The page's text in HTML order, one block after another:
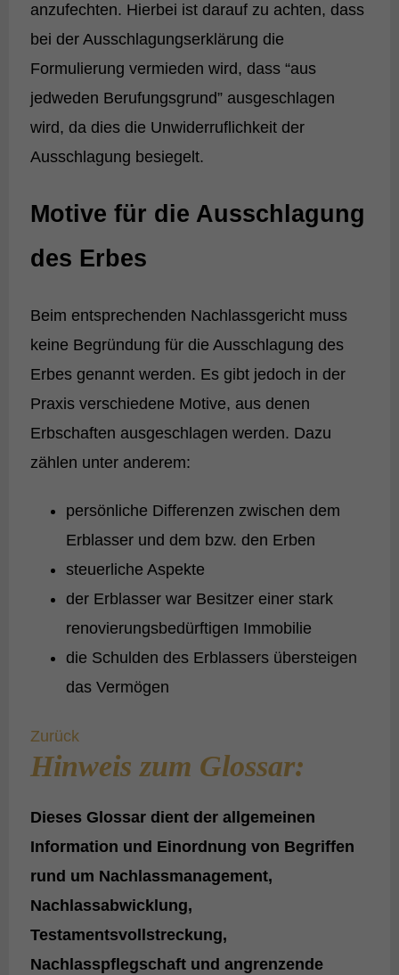
anzufechten. Hierbei ist darauf zu achten, dass
bei der Ausschlagungserklärung die
Formulierung vermieden wird, dass “aus
jedweden Berufungsgrund” ausgeschlagen
wird, da dies die Unwiderruflichkeit der
Ausschlagung besiegelt.
Motive für die Ausschlagung
des Erbes
Beim entsprechenden Nachlassgericht muss
keine Begründung für die Ausschlagung des
Erbes genannt werden. Es gibt jedoch in der
Praxis verschiedene Motive, aus denen
Erbschaften ausgeschlagen werden. Dazu
zählen unter anderem:
persönliche Differenzen zwischen dem
Erblasser und dem bzw. den Erben
steuerliche Aspekte
der Erblasser war Besitzer einer stark
renovierungsbedürftigen Immobilie
die Schulden des Erblassers übersteigen
das Vermögen
Zurück
Hinweis zum Glossar:
Dieses Glossar dient der allgemeinen
Information und Einordnung von Begriffen
rund um Nachlassmanagement,
Nachlassabwicklung,
Testamentsvollstreckung,
Nachlasspflegschaft und angrenzende